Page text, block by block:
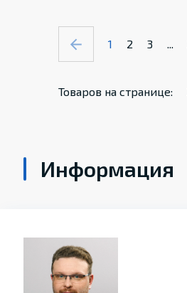
1 2 3 ...
Товаров на странице:
Информация